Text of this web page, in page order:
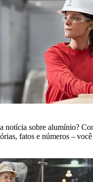
notícia sobre alumínio?
fatos e números –